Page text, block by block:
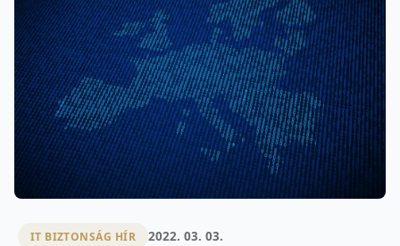
IT BIZTONSÁG HÍR 2022. 03. 03.